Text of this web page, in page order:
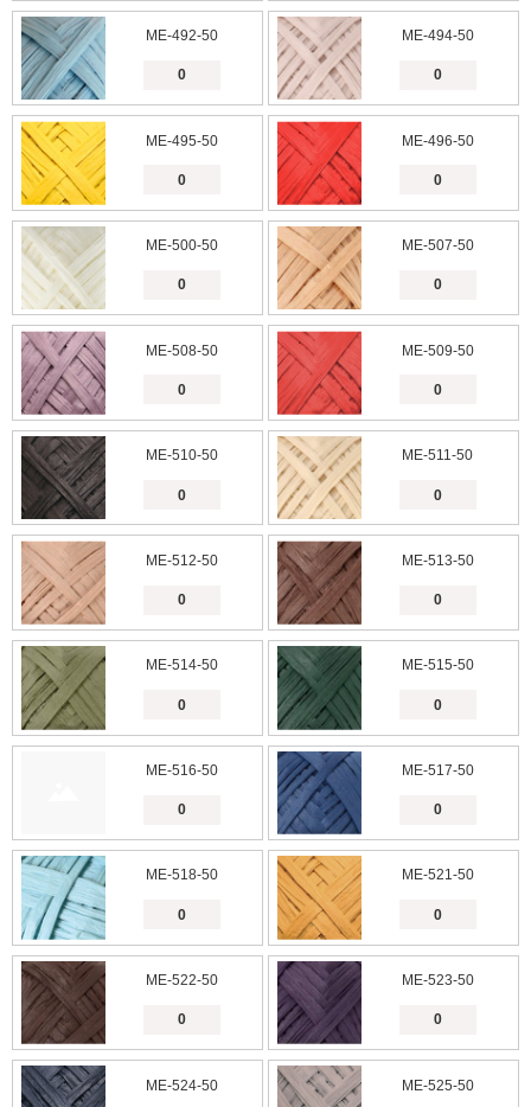
ME-492-50 ME-494-50
ME-495-50 ME-496-50
ME-500-50 ME-507-50
ME-508-50 ME-509-50
ME-510-50 ME-511-50
ME-512-50 ME-513-50
ME-514-50 ME-515-50
ME-516-50 ME-517-50
ME-518-50 ME-521-50
ME-522-50 ME-523-50
ME-524-50 ME-525-50